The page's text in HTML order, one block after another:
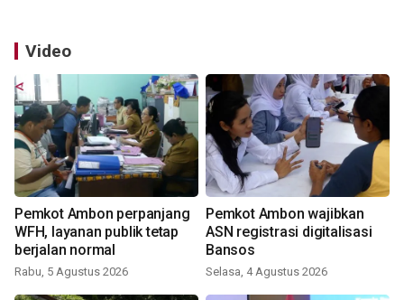
Video
Pemkot Ambon perpanjang
WFH, layanan publik tetap
berjalan normal
Rabu, 5 Agustus 2026
Pemkot Ambon wajibkan
ASN registrasi digitalisasi
Bansos
Selasa, 4 Agustus 2026